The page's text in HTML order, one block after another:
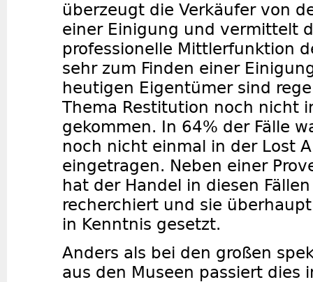
überzeugt die Verkäufer von
einer Einigung und vermittelt
professionelle Mittlerfunktion
sehr zum Finden einer
heutigen Eigentümer sind
Thema Restitution noch nicht
gekommen. In 64% der Fälle
noch nicht einmal in der Lost
eingetragen. Neben einer
hat der Handel in diesen
recherchiert und sie
in Kenntnis gesetzt.
Anders als bei den großen
aus den Museen passiert dies